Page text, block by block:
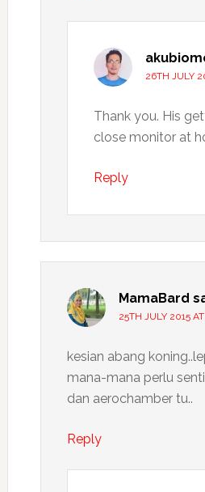
26TH JULY
Thank you. His
close monitor at
Reply
MamaBard
25TH JULY 2015
kesian abang
mana-mana perlu
dan aerochamber tu..
Reply